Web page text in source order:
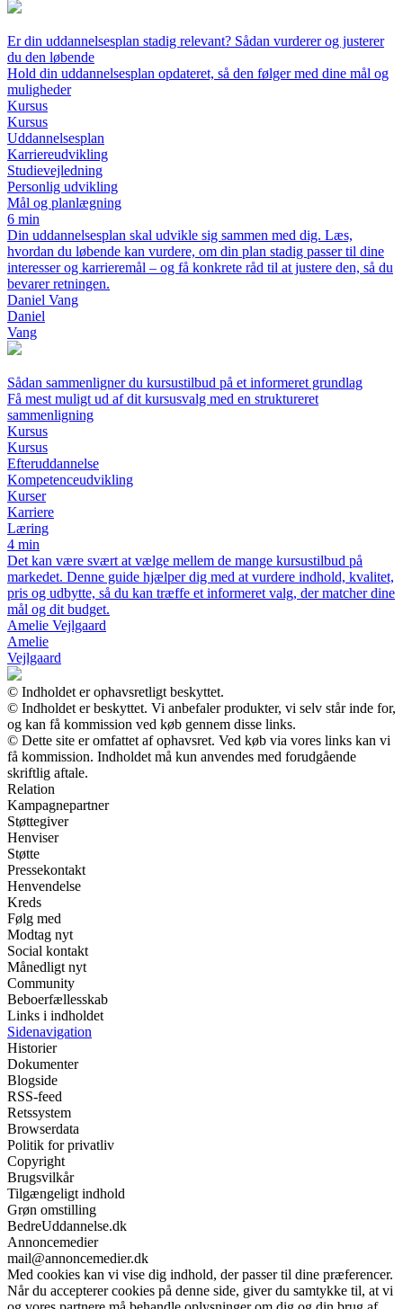
Er din uddannelsesplan stadig relevant? Sådan vurderer og justerer
du den løbende
Hold din uddannelsesplan opdateret, så den følger med dine mål og
muligheder
Kursus
Kursus
Uddannelsesplan
Karriereudvikling
Studievejledning
Personlig udvikling
Mål og planlægning
6 min
Din uddannelsesplan skal udvikle sig sammen med dig. Læs,
hvordan du løbende kan vurdere, om din plan stadig passer til dine
interesser og karrieremål – og få konkrete råd til at justere den, så du
bevarer retningen.
Daniel Vang
Daniel
Vang
Sådan sammenligner du kursustilbud på et informeret grundlag
Få mest muligt ud af dit kursusvalg med en struktureret
sammenligning
Kursus
Kursus
Efteruddannelse
Kompetenceudvikling
Kurser
Karriere
Læring
4 min
Det kan være svært at vælge mellem de mange kursustilbud på
markedet. Denne guide hjælper dig med at vurdere indhold, kvalitet,
pris og udbytte, så du kan træffe et informeret valg, der matcher dine
mål og dit budget.
Amelie Vejlgaard
Amelie
Vejlgaard
© Indholdet er ophavsretligt beskyttet.
© Indholdet er beskyttet. Vi anbefaler produkter, vi selv står inde for,
og kan få kommission ved køb gennem disse links.
© Dette site er omfattet af ophavsret. Ved køb via vores links kan vi
få kommission. Indholdet må kun anvendes med forudgående
skriftlig aftale.
Relation
Kampagnepartner
Støttegiver
Henviser
Støtte
Pressekontakt
Henvendelse
Kreds
Følg med
Modtag nyt
Social kontakt
Månedligt nyt
Community
Beboerfællesskab
Links i indholdet
Sidenavigation
Historier
Dokumenter
Blogside
RSS-feed
Retssystem
Browserdata
Politik for privatliv
Copyright
Brugsvilkår
Tilgængeligt indhold
Grøn omstilling
BedreUddannelse.dk
Annoncemedier
mail@annoncemedier.dk
Med cookies kan vi vise dig indhold, der passer til dine præferencer.
Når du accepterer cookies på denne side, giver du samtykke til, at vi